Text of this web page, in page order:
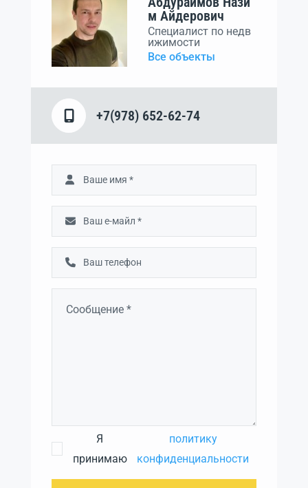
м Айдерович
Специалист по недв
ижимости
Все объекты
+7(978) 652-62-74
Я
принимаю
политику
конфиденциальности